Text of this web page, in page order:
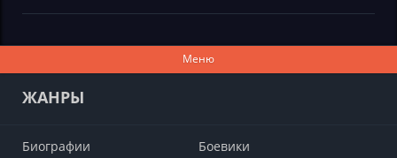
Меню
ЖАНРЫ
Биографии
Боевики